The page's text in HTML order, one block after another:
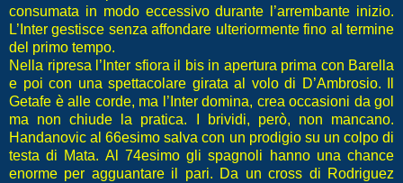
consumata in modo eccessivo durante l’arrembante inizio.
L’Inter gestisce senza affondare ulteriormente fino al termine
del primo tempo.
Nella ripresa l’Inter sfiora il bis in apertura prima con Barella
e poi con una spettacolare girata al volo di D’Ambrosio. Il
Getafe è alle corde, ma l’Inter domina, crea occasioni da gol
ma non chiude la pratica. I brividi, però, non mancano.
Handanovic al 66esimo salva con un prodigio su un colpo di
testa di Mata. Al 74esimo gli spagnoli hanno una chance
enorme per agguantare il pari. Da un cross di Rodriguez